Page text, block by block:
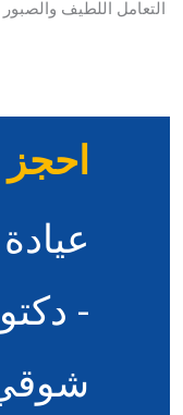
التعامل اللطيف
-